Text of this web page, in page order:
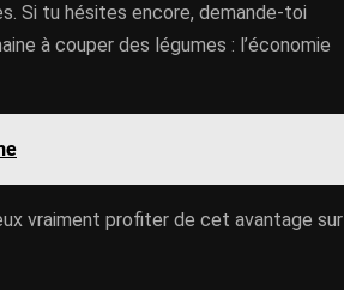
Si tu hésites encore, demande-toi
à couper des légumes : l’économie
vraiment profiter de cet avantage sur